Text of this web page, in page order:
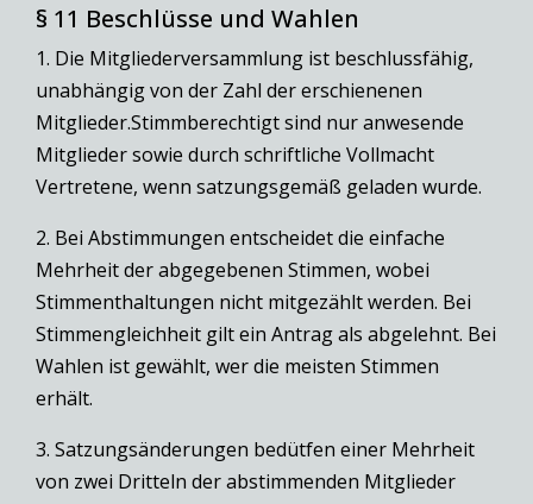
§ 11 Beschlüsse und Wahlen
1. Die Mitgliederversammlung ist beschlussfähig,
unabhängig von der Zahl der erschienenen
Mitglieder.Stimmberechtigt sind nur anwesende
Mitglieder sowie durch schriftliche Vollmacht
Vertretene, wenn satzungsgemäß geladen wurde.
2. Bei Abstimmungen entscheidet die einfache
Mehrheit der abgegebenen Stimmen, wobei
Stimmenthaltungen nicht mitgezählt werden. Bei
Stimmengleichheit gilt ein Antrag als abgelehnt. Bei
Wahlen ist gewählt, wer die meisten Stimmen
erhält.
3. Satzungsänderungen bedütfen einer Mehrheit
von zwei Dritteln der abstimmenden Mitglieder